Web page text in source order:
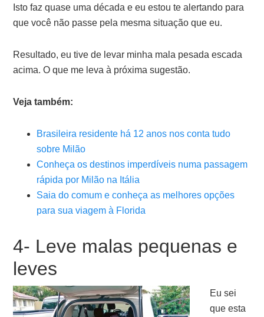
Isto faz quase uma década e eu estou te alertando para
que você não passe pela mesma situação que eu.
Resultado, eu tive de levar minha mala pesada escada
acima. O que me leva à próxima sugestão.
Veja também:
Brasileira residente há 12 anos nos conta tudo
sobre Milão
Conheça os destinos imperdíveis numa passagem
rápida por Milão na Itália
Saia do comum e conheça as melhores opções
para sua viagem à Florida
4- Leve malas pequenas e
leves
Eu sei
que esta